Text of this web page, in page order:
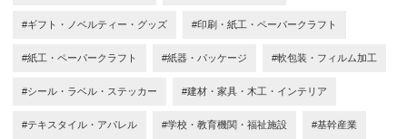
#ギフト・ノベルティー・グッズ #印刷・紙工・ペーパークラフト
#紙工・ペーパークラフト #紙器・パッケージ #軟包装・フィルム加工
#シール・ラベル・ステッカー #建材・家具・木工・インテリア
#テキスタイル・アパレル #学校・教育機関・福祉施設 #基幹産業